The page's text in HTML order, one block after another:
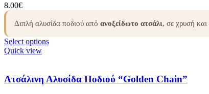
8.00€
Διπλή αλυσίδα ποδιού από ανοξείδωτο ατσάλι, σε χρυσή
Select options
Quick view
Ατσάλινη Αλυσίδα Ποδιού “Golden Chain”